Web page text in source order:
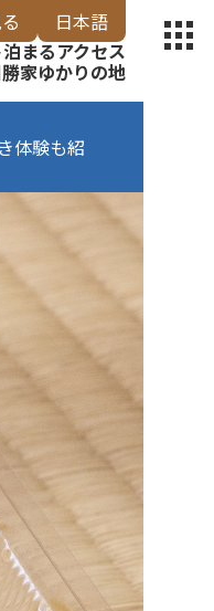
日本語
English
泊まるアクセス
家ゆかりの地
体験も紹